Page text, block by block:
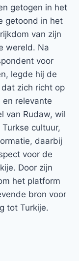
getogen in het
getoond in het
van zijn
wereld. Na
voor
legde hij de
zich richt op
relevante
van Rudaw, wil
cultuur,
daarbij
voor de
Door zijn
het platform
bron voor
tot Turkije.